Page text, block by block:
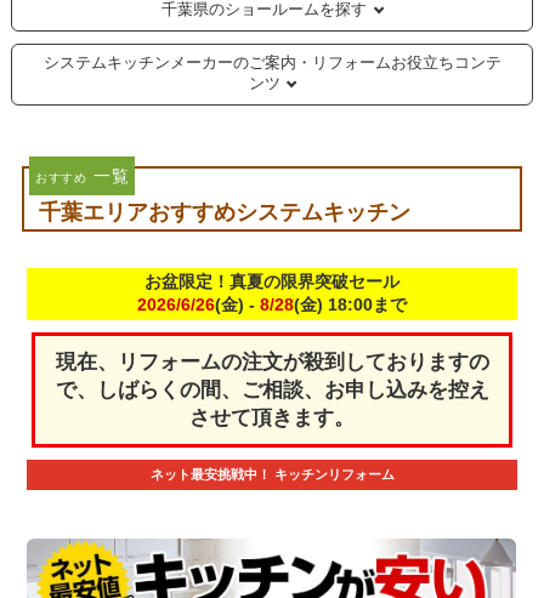
千葉県のショールームを探す
システムキッチンメーカーのご案内・リフォームお役立ちコンテ
ンツ
おすすめ 一覧
千葉エリアおすすめシステムキッチン
お盆限定！真夏の限界突破セール
2026/6/26(金) - 8/28(金) 18:00まで
現在、リフォームの注文が殺到しておりますの
で、しばらくの間、ご相談、お申し込みを控え
させて頂きます。
ネット最安挑戦中！ キッチンリフォーム